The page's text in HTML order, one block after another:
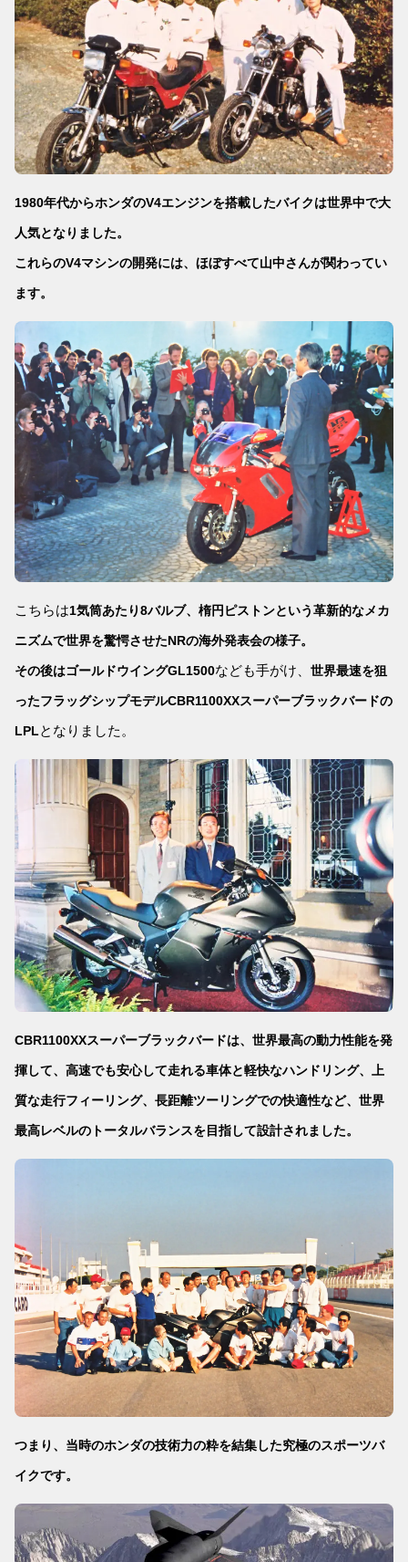
1980年代からホンダのV4エンジンを搭載したバイクは世界中で大
人気となりました。
これらのV4マシンの開発には、ほぼすべて山中さんが関わってい
ます。
こちらは1気筒あたり8バルブ、楕円ピストンという革新的なメカ
ニズムで世界を驚愕させたNRの海外発表会の様子。
その後はゴールドウイングGL1500なども手がけ、 世界最速を狙
ったフラッグシップモデルCBR1100XXスーパーブラックバードの
LPLとなりました。
CBR1100XXスーパーブラックバードは、世界最高の動力性能を発
揮して、高速でも安心して走れる車体と軽快なハンドリング、上
質な走行フィーリング、長距離ツーリングでの快適性など、世界
最高レベルのトータルバランスを目指して設計されました。
つまり、当時のホンダの技術力の粋を結集した究極のスポーツバ
イクです。